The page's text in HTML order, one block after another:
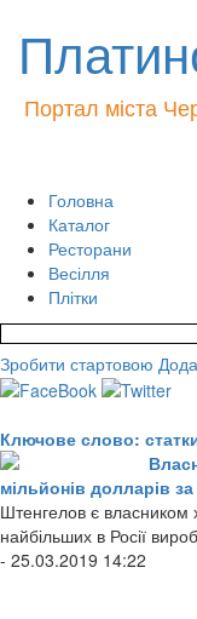
Портал міста
Головна
Каталог
Ресторани
Весілля
Плітки
Зробити стартовою
Ключове слово:
мільйонів долларів за
Штенгелов є власником
найбільших в Росії
- 25.03.2019 14:22